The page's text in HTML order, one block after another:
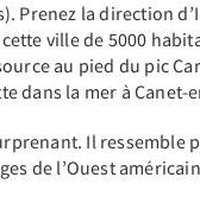
Prenez la direction
ville de 5000
au pied du pic
dans la mer à
Il ressemble
de l’Ouest